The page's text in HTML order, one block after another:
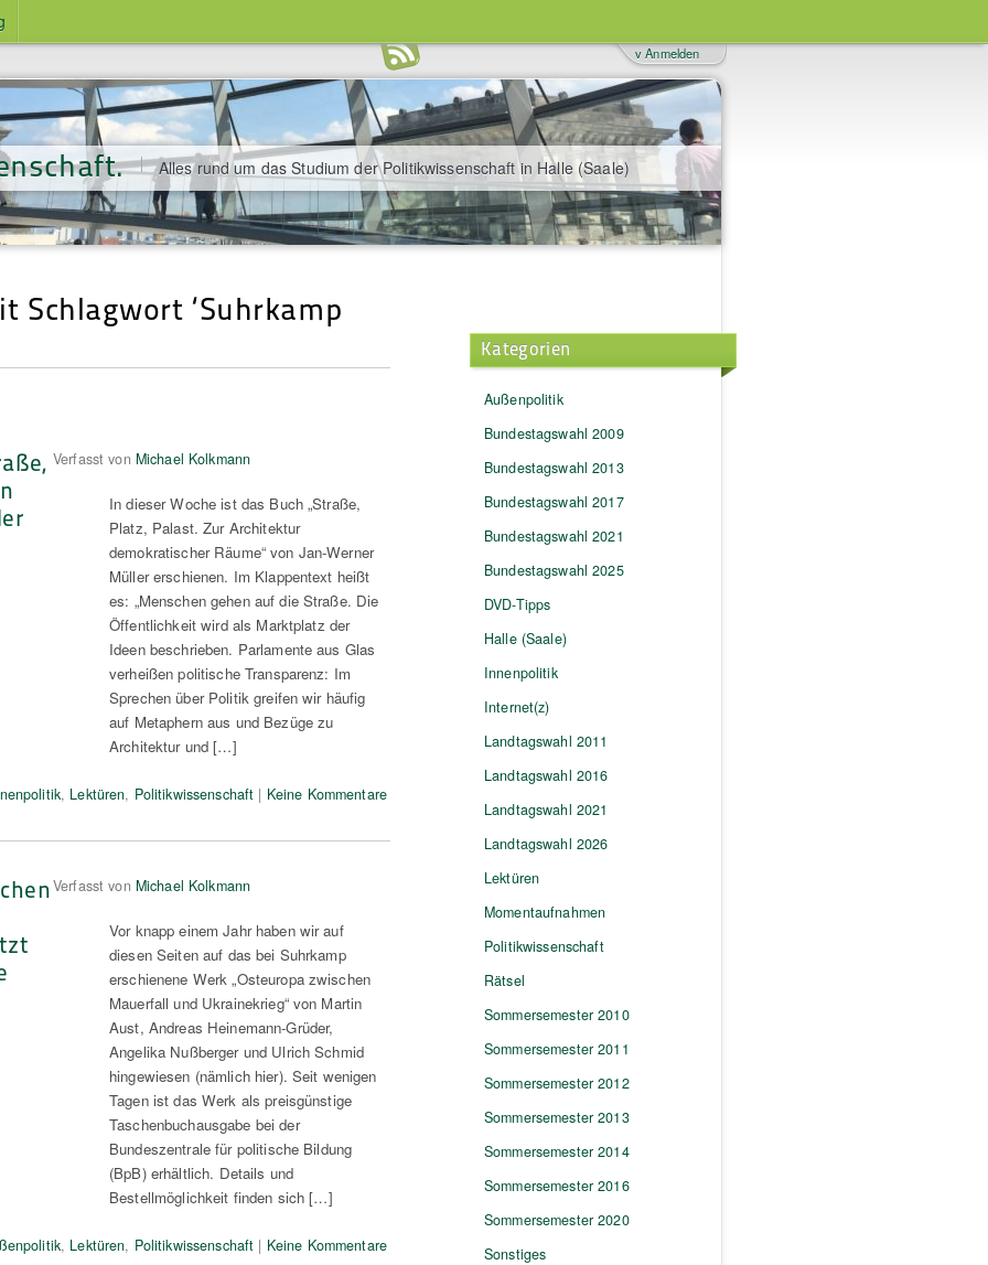
Alles rund um das Studium der Politikwissenschaft in Halle (Saale)
v Anmelden
Schlagwort ‘Suhrkamp
Verfasst von Michael Kolkmann
In dieser Woche ist das Buch „Straße,
Platz, Palast. Zur Architektur
demokratischer Räume“ von Jan-Werner
Müller erschienen. Im Klappentext heißt
es: „Menschen gehen auf die Straße. Die
Öffentlichkeit wird als Marktplatz der
Ideen beschrieben. Parlamente aus Glas
verheißen politische Transparenz: Im
Sprechen über Politik greifen wir häufig
auf Metaphern aus und Bezüge zu
Architektur und […]
, Lektüren, Politikwissenschaft | Keine Kommentare
Verfasst von Michael Kolkmann
Vor knapp einem Jahr haben wir auf
diesen Seiten auf das bei Suhrkamp
erschienene Werk „Osteuropa zwischen
Mauerfall und Ukrainekrieg“ von Martin
Aust, Andreas Heinemann-Grüder,
Angelika Nußberger und Ulrich Schmid
hingewiesen (nämlich hier). Seit wenigen
Tagen ist das Werk als preisgünstige
Taschenbuchausgabe bei der
Bundeszentrale für politische Bildung
(BpB) erhältlich. Details und
Bestellmöglichkeit finden sich […]
, Lektüren, Politikwissenschaft | Keine Kommentare
Kategorien
Außenpolitik
Bundestagswahl 2009
Bundestagswahl 2013
Bundestagswahl 2017
Bundestagswahl 2021
Bundestagswahl 2025
DVD-Tipps
Halle (Saale)
Innenpolitik
Internet(z)
Landtagswahl 2011
Landtagswahl 2016
Landtagswahl 2021
Landtagswahl 2026
Lektüren
Momentaufnahmen
Politikwissenschaft
Rätsel
Sommersemester 2010
Sommersemester 2011
Sommersemester 2012
Sommersemester 2013
Sommersemester 2014
Sommersemester 2016
Sommersemester 2020
Sonstiges